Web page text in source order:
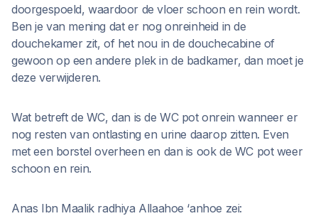
doorgespoeld, waardoor de vloer schoon en rein wordt.
Ben je van mening dat er nog onreinheid in de
douchekamer zit, of het nou in de douchecabine of
gewoon op een andere plek in de badkamer, dan moet je
deze verwijderen.
Wat betreft de WC, dan is de WC pot onrein wanneer er
nog resten van ontlasting en urine daarop zitten. Even
met een borstel overheen en dan is ook de WC pot weer
schoon en rein.
Anas Ibn Maalik radhiya Allaahoe ‘anhoe zei: